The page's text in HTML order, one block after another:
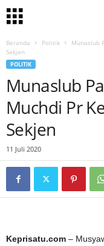
Beranda Politik
Munaslub
Sekjen
POLITIK
Munaslub
Muchdi Pr
Sekjen
11 Juli 2020
Keprisatu.com –